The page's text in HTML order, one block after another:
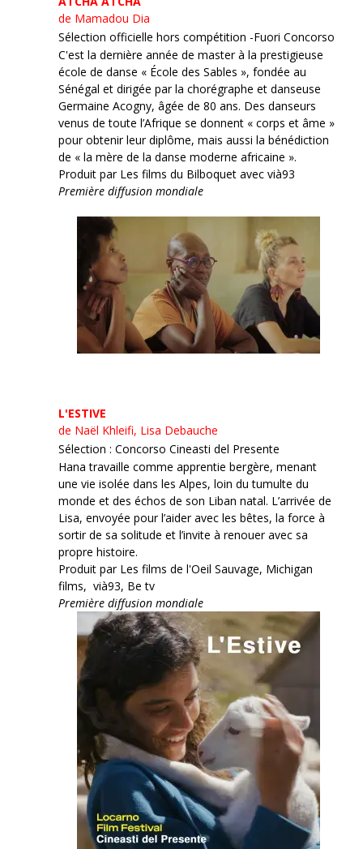
de Mamadou Dia
Sélection officielle hors compétition -Fuori Concorso
C'est la dernière année de master à la prestigieuse
école de danse « École des Sables », fondée au
Sénégal et dirigée par la chorégraphe et danseuse
Germaine Acogny, âgée de 80 ans. Des danseurs
venus de toute l’Afrique se donnent « corps et âme »
pour obtenir leur diplôme, mais aussi la bénédiction
de « la mère de la danse moderne africaine ».
Produit par Les films du Bilboquet avec vià93
Première diffusion mondiale
L'ESTIVE
de Naël Khleifi, Lisa Debauche
Sélection : Concorso Cineasti del Presente
Hana travaille comme apprentie bergère, menant
une vie isolée dans les Alpes, loin du tumulte du
monde et des échos de son Liban natal. L’arrivée de
Lisa, envoyée pour l’aider avec les bêtes, la force à
sortir de sa solitude et l’invite à renouer avec sa
propre histoire.
Produit par Les films de l'Oeil Sauvage, Michigan
films, vià93, Be tv
Première diffusion mondiale